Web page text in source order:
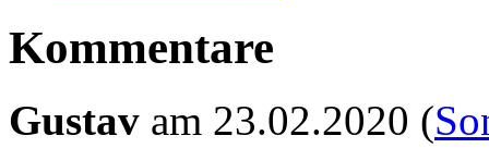
Kommentare
Gustav am 23.02.2020 (